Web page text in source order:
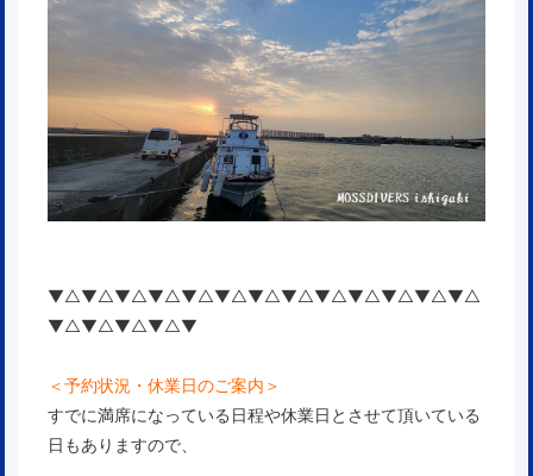
▼△▼△▼△▼△▼△▼△▼△▼△▼△▼△▼△▼△▼△
▼△▼△▼△▼△▼
＜予約状況・休業日のご案内＞
すでに満席になっている日程や休業日とさせて頂いている
日もありますので、